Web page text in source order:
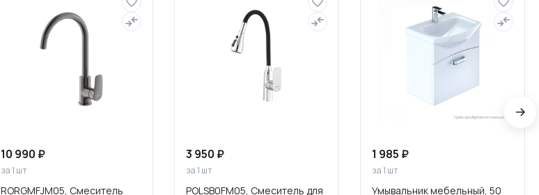
Фильтры для воды
10 990 ₽
за 1 шт
RORGMFJM05, Смеситель
3 950 ₽
за 1 шт
POLSB0FM05, Смеситель для
1 985 ₽
за 1 шт
Умывальник мебельный, 50